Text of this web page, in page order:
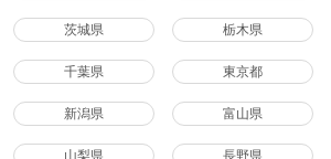
茨城県 栃木県
千葉県 東京都
新潟県 富山県
山梨県 長野県